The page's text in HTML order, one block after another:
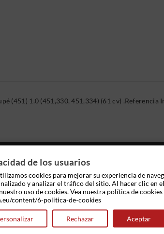
(451) 1.0 (451,330, 451,334) (61 cv)
de los usuarios
cookies para mejorar su experiencia de
y analizar el tráfico del sitio. Al hacer clic en
uso de cookies. Vea nuestra política de cookies
content/6-politica-de-cookies
Rechazar Aceptar